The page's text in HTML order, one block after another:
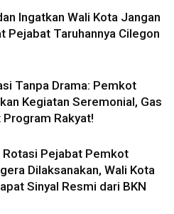
Ingatkan Wali Kota Jangan
Pejabat Taruhannya Cilegon
Tanpa Drama: Pemkot
Kegiatan Seremonial, Gas
Rakyat!
Rotasi Pejabat Pemkot
Dilaksanakan, Wali Kota
Sinyal Resmi dari BKN